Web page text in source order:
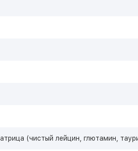
(чистый лейцин, глютамин,